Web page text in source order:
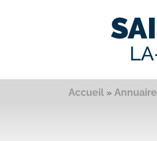
Accueil » Annuaire